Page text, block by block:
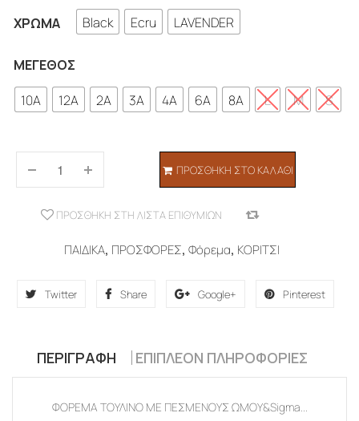
ΧΡΏΜΑ Black Ecru LAVENDER
ΜΈΓΕΘΟΣ
10A
12A 2A 3A 4A 6A 8A L M S
ΠΡΟΣΘΉΚΗ ΣΤΟ ΚΑΛΆΘΙ
ΠΡΟΣΘΉΚΗ ΣΤΗ ΛΊΣΤΑ ΕΠΙΘΥΜΙΏΝ
ΠΑΙΔΙΚΑ, ΠΡΟΣΦΟΡΕΣ, Φόρεμα, ΚΟΡΙΤΣΙ
Twitter Share Google+ Pinterest
ΠΕΡΙΓΡΑΦΉ ΕΠΙΠΛΈΟΝ ΠΛΗΡΟΦΟΡΊΕΣ
ΦΟΡΕΜΑ ΤΟΥΛΙΝΟ ΜΕ ΠΕΣΜΕΝΟΥΣ ΩΜΟΥ&Sigma...